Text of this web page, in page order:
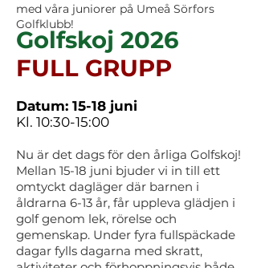
Golfskoj 2026
FULL GRUPP
Datum: 15-18 juni
Kl. 10:30-15:00
Nu är det dags för den årliga Golfskoj!
Mellan 15-18 juni bjuder vi in till ett
omtyckt dagläger där barnen i
åldrarna 6-13 år, får uppleva glädjen i
golf genom lek, rörelse och
gemenskap. Under fyra fullspäckade
dagar fylls dagarna med skratt,
med våra juniorer på Umeå Sörfors
Golfklubb!